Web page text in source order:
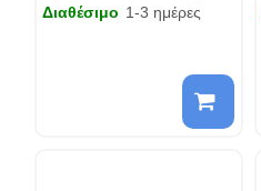
Διαθέσιμο 1-3 ημέρες